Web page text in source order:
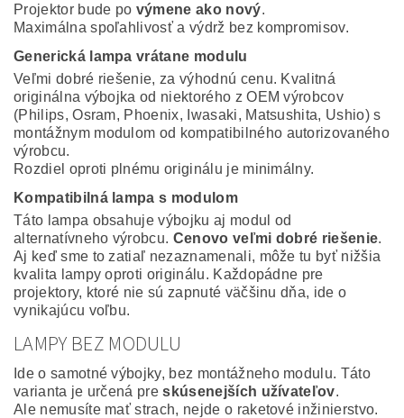
Projektor bude po výmene ako nový.
Maximálna spoľahlivosť a výdrž bez kompromisov.
Generická lampa vrátane modulu
Veľmi dobré riešenie, za výhodnú cenu. Kvalitná
originálna výbojka od niektorého z OEM výrobcov
(Philips, Osram, Phoenix, Iwasaki, Matsushita, Ushio) s
montážnym modulom od kompatibilného autorizovaného
výrobcu.
Rozdiel oproti plnému originálu je minimálny.
Kompatibilná lampa s modulom
Táto lampa obsahuje výbojku aj modul od
alternatívneho výrobcu. Cenovo veľmi dobré riešenie.
Aj keď sme to zatiaľ nezaznamenali, môže tu byť nižšia
kvalita lampy oproti originálu. Každopádne pre
projektory, ktoré nie sú zapnuté väčšinu dňa, ide o
vynikajúcu voľbu.
LAMPY BEZ MODULU
Ide o samotné výbojky, bez montážneho modulu. Táto
varianta je určená preskúsenejších užívateľov.
Ale nemusíte mať strach, nejde o raketové inžinierstvo.